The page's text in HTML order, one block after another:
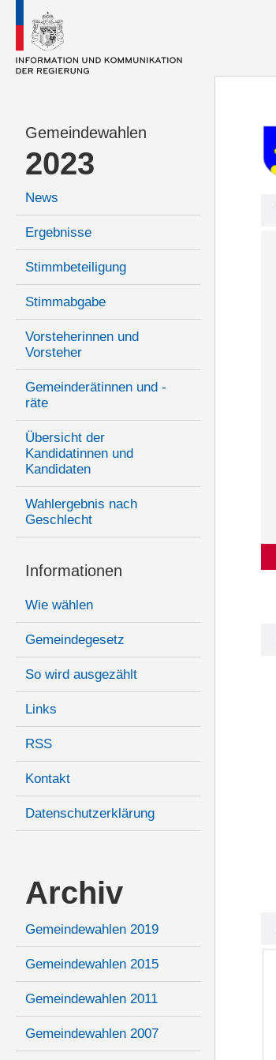
Gemeindewahlen
2023
News
Ergebnisse
Stimmbeteiligung
Stimmabgabe
Vorsteherinnen und
Vorsteher
Gemeinderätinnen und -
räte
Übersicht der
Kandidatinnen und
Kandidaten
Wahlergebnis nach
Geschlecht
Informationen
Wie wählen
Gemeindegesetz
So wird ausgezählt
Links
RSS
Kontakt
Datenschutzerklärung
Archiv
Gemeindewahlen 2019
Gemeindewahlen 2015
Gemeindewahlen 2011
Gemeindewahlen 2007